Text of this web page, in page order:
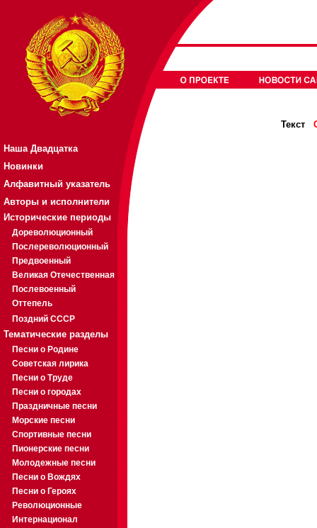
Наша Двадцатка
Новинки
Алфавитный указатель
Авторы и исполнители
Исторические периоды
Дореволюционный
Послереволюционный
Предвоенный
Великая Отечественная
Послевоенный
Оттепель
Поздний СССР
Тематические разделы
Песни о Родине
Советская лирика
Песни о Труде
Песни о городах
Праздничные песни
Морские песни
Спортивные песни
Пионерские песни
Молодежные песни
Песни о Вождях
Песни о Героях
Революционные
Интернационал
Текст